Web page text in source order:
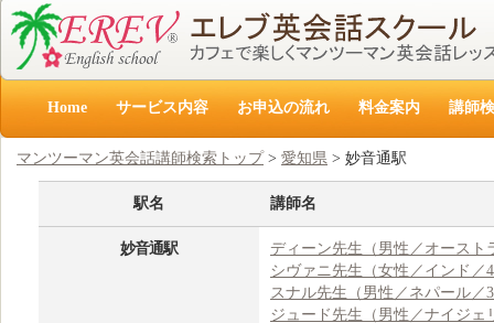
Home サービス内容 お申込の流れ 料金案内 講師
マンツーマン英会話講師検索トップ > 愛知県 > 妙音通駅
駅名 講師名
妙音通駅
ディーン先生（男性／オースト
シヴァニ先生（女性／インド／
スナル先生（男性／ネパール／
ジュード先生（男性／ナイジェ